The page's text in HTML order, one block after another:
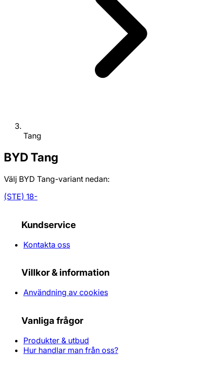
Tang
BYDTang
Välj BYD Tang-variant nedan:
(STE) 18-
Kundservice
Kontakta oss
Villkor & information
Användning av cookies
Vanliga frågor
Produkter & utbud
Hur handlar man från oss?